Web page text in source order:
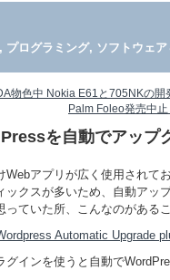
ログラミング, ソフトウェア
物色中 Nokia E61と705NKの開
Palm Foleo発売中
を自動でアップ
Webアプリが広く使用されて
ックスが多いため、自動アッ
っていた所、こんなのがある
Automatic Upgrade
グインを使うと自動で